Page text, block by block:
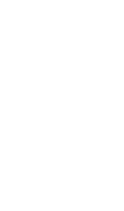
reporting
market for 100k+ positions
mensen